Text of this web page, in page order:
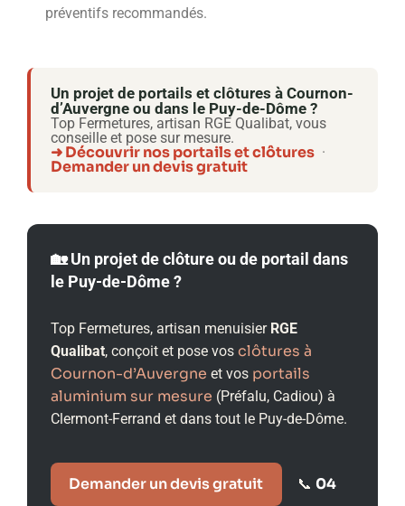
préventifs recommandés.
Un projet de portails et clôtures à Cournon-
d’Auvergne ou dans le Puy-de-Dôme ?
Top Fermetures, artisan RGE Qualibat, vous
conseille et pose sur mesure.
➜ Découvrir nos portails et clôtures ·
Demander un devis gratuit
🏡 Un projet de clôture ou de portail dans
le Puy-de-Dôme ?
Top Fermetures, artisan menuisier RGE
Qualibat, conçoit et pose vos clôtures à
Cournon-d’Auvergne et vos portails
aluminium sur mesure (Préfalu, Cadiou) à
Clermont-Ferrand et dans tout le Puy-de-Dôme.
Demander un devis gratuit 📞 04